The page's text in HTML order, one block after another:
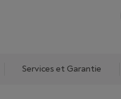
Services et Garantie